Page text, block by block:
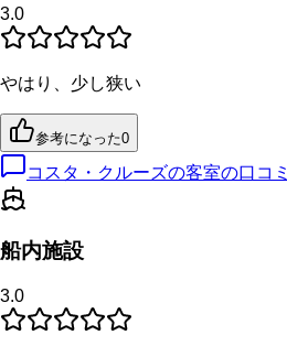
3.0
やはり、少し狭い
参考になった0
コスタ・クルーズの客室の口コミ
船内施設
3.0